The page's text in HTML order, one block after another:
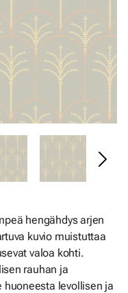
hengähdys arjen
kuvio muistuttaa
valoa kohti.
rauhan ja
huoneesta levollisen ja